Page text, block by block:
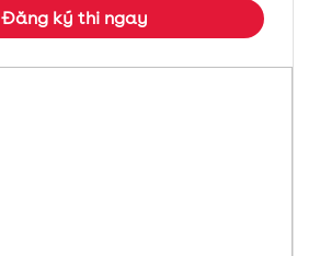
Đăng ký thi ngay